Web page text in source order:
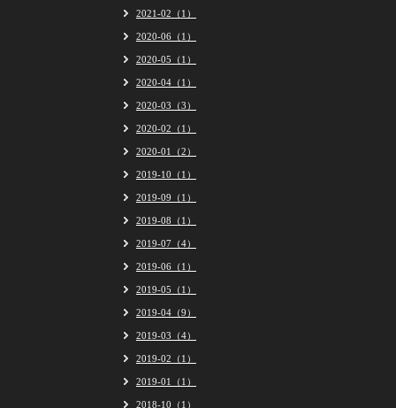
2021-02（1）
2020-06（1）
2020-05（1）
2020-04（1）
2020-03（3）
2020-02（1）
2020-01（2）
2019-10（1）
2019-09（1）
2019-08（1）
2019-07（4）
2019-06（1）
2019-05（1）
2019-04（9）
2019-03（4）
2019-02（1）
2019-01（1）
2018-10（1）